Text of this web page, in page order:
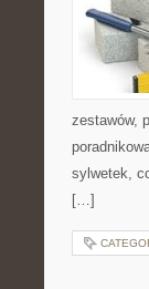
zestawów,
sylwetek,
[…]